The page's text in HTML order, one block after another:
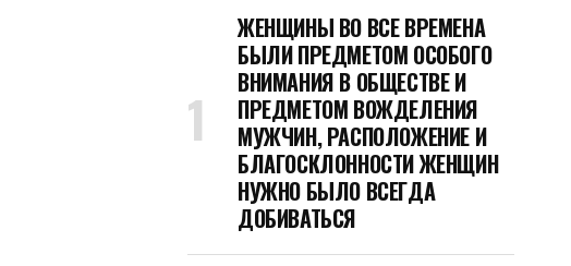
ЖЕНЩИНЫ ВО ВСЕ ВРЕМЕНА
БЫЛИ ПРЕДМЕТОМ ОСОБОГО
ВНИМАНИЯ В ОБЩЕСТВЕ И
ПРЕДМЕТОМ ВОЖДЕЛЕНИЯ
МУЖЧИН, РАСПОЛОЖЕНИЕ И
БЛАГОСКЛОННОСТИ ЖЕНЩИН
НУЖНО БЫЛО ВСЕГДА
ДОБИВАТЬСЯ